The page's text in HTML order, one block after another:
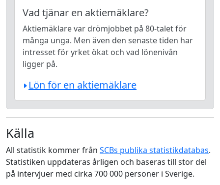
Vad tjänar en aktiemäklare?
Aktiemäklare var drömjobbet på 80-talet för
många unga. Men även den senaste tiden har
intresset för yrket ökat och vad lönenivån
ligger på.
Lön för en aktiemäklare
Källa
All statistik kommer från SCBs publika statistikdatabas.
Statistiken uppdateras årligen och baseras till stor del
på intervjuer med cirka 700 000 personer i Sverige.